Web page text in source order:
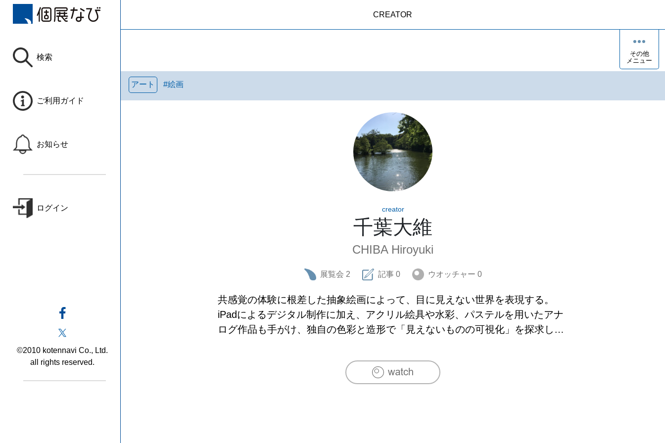
検索
ご利用ガイド
お知らせ
ログイン
©2010 kotennavi Co., Ltd.
all rights reserved.
CREATOR
その他
メニュー
アート #絵画
creator
千葉大維
CHIBA Hiroyuki
展覧会 2 記事 0 ウオッチャー 0
共感覚の体験に根差した抽象絵画によって、目に見えない世界を表現する。
iPadによるデジタル制作に加え、アクリル絵具や水彩、パステルを用いたアナ
ログ作品も手がけ、独自の色彩と造形で「見えないものの可視化」を探求して